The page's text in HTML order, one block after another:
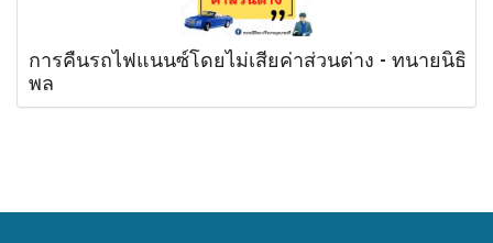
การคืนรถไฟแนนซ์โดยไม่เสียค่าส่วนต่าง - ทนายนิธิ
พล